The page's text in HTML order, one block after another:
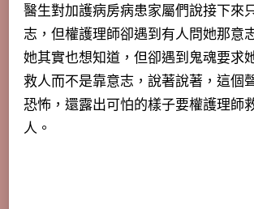
醫生對加護病房病患家屬們說接下來
志，但權護理師卻遇到有人問她那意
她其實也想知道，但卻遇到鬼魂要求
救人而不是靠意志，說著說著，這個
恐怖，還露出可怕的樣子要權護理師
人。